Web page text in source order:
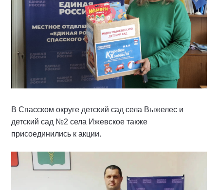
В Спасском округе детский сад села Выжелес и
детский сад №2 села Ижевское также
присоединились к акции.